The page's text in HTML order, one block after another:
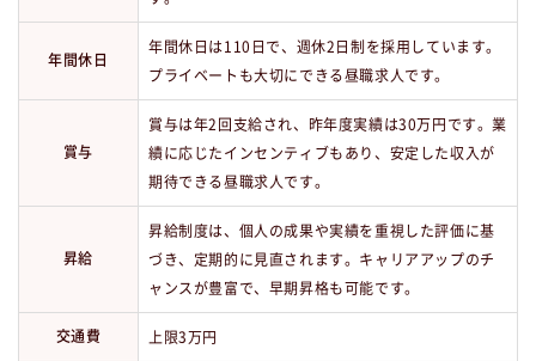
年間休日
年間休日は110日で、週休2日制を採用しています。
プライベートも大切にできる昼職求人です。
賞与
賞与は年2回支給され、昨年度実績は30万円です。業
績に応じたインセンティブもあり、安定した収入が
期待できる昼職求人です。
昇給
昇給制度は、個人の成果や実績を重視した評価に基
づき、定期的に見直されます。キャリアアップのチ
ャンスが豊富で、早期昇格も可能です。
交通費 上限3万円